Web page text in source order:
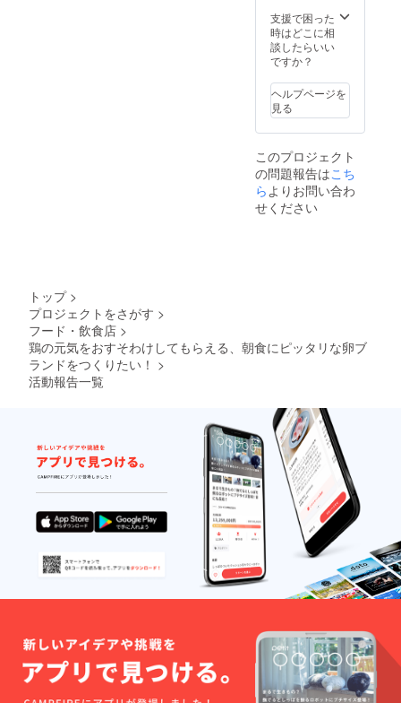
支援で困った
時はどこに相
談したらいい
ですか？
ヘルプページを
見る
このプロジェクト
の問題報告はこち
らよりお問い合わ
せください
トップ >
プロジェクトをさがす >
フード・飲食店 >
鶏の元気をおすそわけしてもらえる、朝食にピッタリな卵ブ
ランドをつくりたい！ >
活動報告一覧